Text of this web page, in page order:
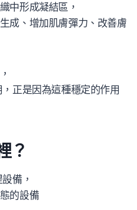
中形成凝結區，
成、增加肌膚彈力、改善膚
正是因為這種穩定的作用
？
備，
的設備